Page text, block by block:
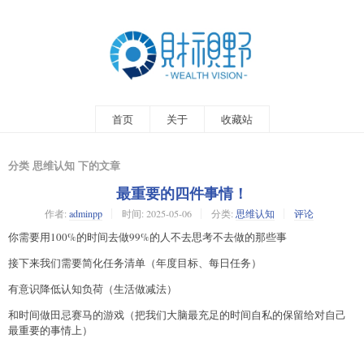
首页 关于 收藏站
分类 思维认知 下的文章
最重要的四件事情！
作者: adminpp 时间: 2025-05-06 分类: 思维认知 评论
你需要用100%的时间去做99%的人不去思考不去做的那些事
接下来我们需要简化任务清单（年度目标、每日任务）
有意识降低认知负荷（生活做减法）
和时间做田忌赛马的游戏（把我们大脑最充足的时间自私的保留给对自己
最重要的事情上）